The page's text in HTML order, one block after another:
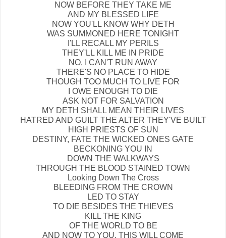
NOW BEFORE THEY TAKE ME
AND MY BLESSED LIFE
NOW YOU'LL KNOW WHY DETH
WAS SUMMONED HERE TONIGHT
I'LL RECALL MY PERILS
THEY'LL KILL ME IN PRIDE
NO, I CAN'T RUN AWAY
THERE'S NO PLACE TO HIDE
THOUGH TOO MUCH TO LIVE FOR
I OWE ENOUGH TO DIE
ASK NOT FOR SALVATION
MY DETH SHALL MEAN THEIR LIVES
HATRED AND GUILT THE ALTER THEY'VE BUILT
HIGH PRIESTS OF SUN
DESTINY, FATE THE WICKED ONES GATE
BECKONING YOU IN
DOWN THE WALKWAYS
THROUGH THE BLOOD STAINED TOWN
Looking Down The Cross
BLEEDING FROM THE CROWN
LED TO STAY
TO DIE BESIDES THE THIEVES
KILL THE KING
OF THE WORLD TO BE
AND NOW TO YOU, THIS WILL COME